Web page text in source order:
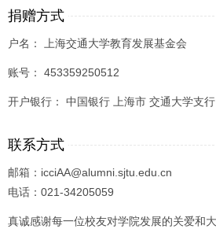
捐赠方式
户名： 上海交通大学教育发展基金会
账号： 453359250512
开户银行： 中国银行 上海市 交通大学支行
联系方式
邮箱：icciAA@alumni.sjtu.edu.cn
电话：021-34205059
真诚感谢每一位校友对学院发展的关爱和大